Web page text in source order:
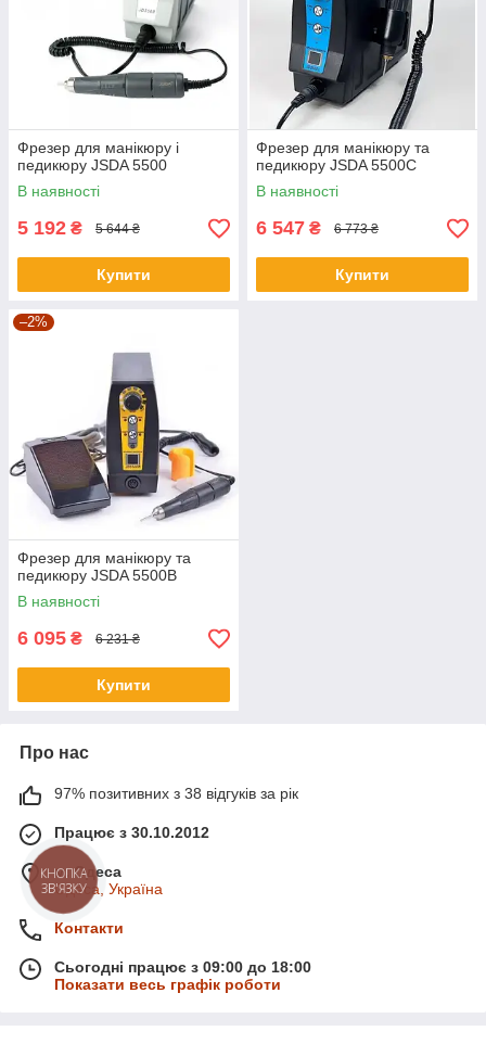
Фрезер для манікюру і
педикюру JSDA 5500
В наявності
5 192 ₴ 5 644 ₴
Купити
Фрезер для манікюру та
педикюру JSDA 5500C
В наявності
6 547 ₴ 6 773 ₴
Купити
–2%
Фрезер для манікюру та
педикюру JSDA 5500В
В наявності
6 095 ₴ 6 231 ₴
Купити
Про нас
97% позитивних з 38 відгуків за рік
Працює з 30.10.2012
м. Одеса
Одеса, Україна
Контакти
Сьогодні працює з 09:00 до 18:00
Показати весь графік роботи
КНОПКА
ЗВ'ЯЗКУ